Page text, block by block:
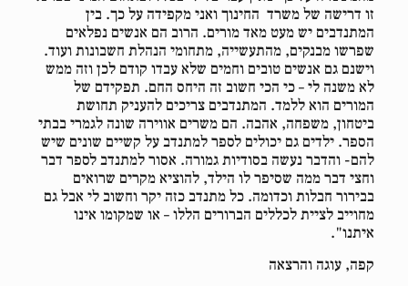
זו דרישה של משרד החינוך ואני מקפידה על כך. בין
המתנדבים יש מעט מאד מורים. הרוב הם אנשים נפלאים
שפרשו מבנקים, מהתעשייה, מתחומי הנהלת חשבונות ועוד.
וישנם גם אנשים טובים וחמים שלא עבדו קודם לכן וזה ממש
לא משנה לי – כי הכי חשוב זה היחס החם. תפקידם של
המורים הוא ללמד. המתנדבים צריכים להעניק תחושת
ביטחון, משפחה, אהבה. הם משרים אווירה שונה לגמרי בבתי
הספר. ילדים גם יכולים לספר למתנדב על קשיים שונים שיש
להם- והדבר נעשה בסודיות גמורה. אסור למתנדב לספר דבר
וחצי דבר ממה שסיפר לו הילד, להוציא מקרים שרואים
בבירור חבלות וכדומה. כל מתנדב כזה יקר וחשוב לי אבל גם
מחוייב לציית לכללים הברורים הללו – או שמקומו אינו
איתנו".
קפה, עוגה והרצאה